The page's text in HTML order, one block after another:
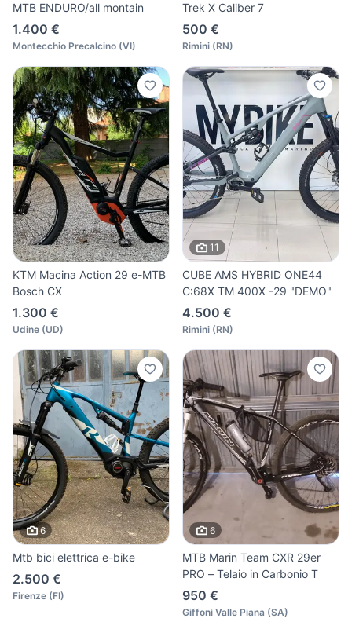
MTB ENDURO/all montain
1.400 €
Montecchio Precalcino (VI)
Trek X Caliber 7
500 €
Rimini (RN)
KTM Macina Action 29 e-MTB
Bosch CX
1.300 €
Udine (UD)
11
CUBE AMS HYBRID ONE44
C:68X TM 400X -29 "DEMO"
4.500 €
Rimini (RN)
6
Mtb bici elettrica e-bike
2.500 €
Firenze (FI)
6
MTB Marin Team CXR 29er
PRO – Telaio in Carbonio T
950 €
Giffoni Valle Piana (SA)